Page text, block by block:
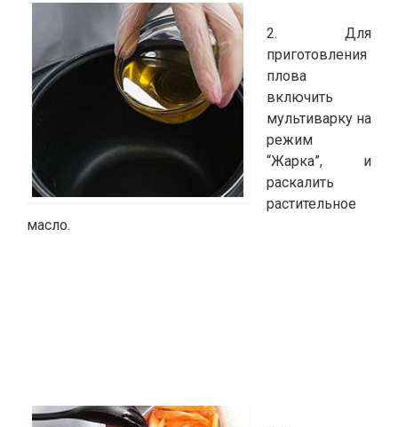
2. Для
приготовления
плова
включить
мультиварку на
режим
“Жарка”, и
раскалить
растительное
масло.